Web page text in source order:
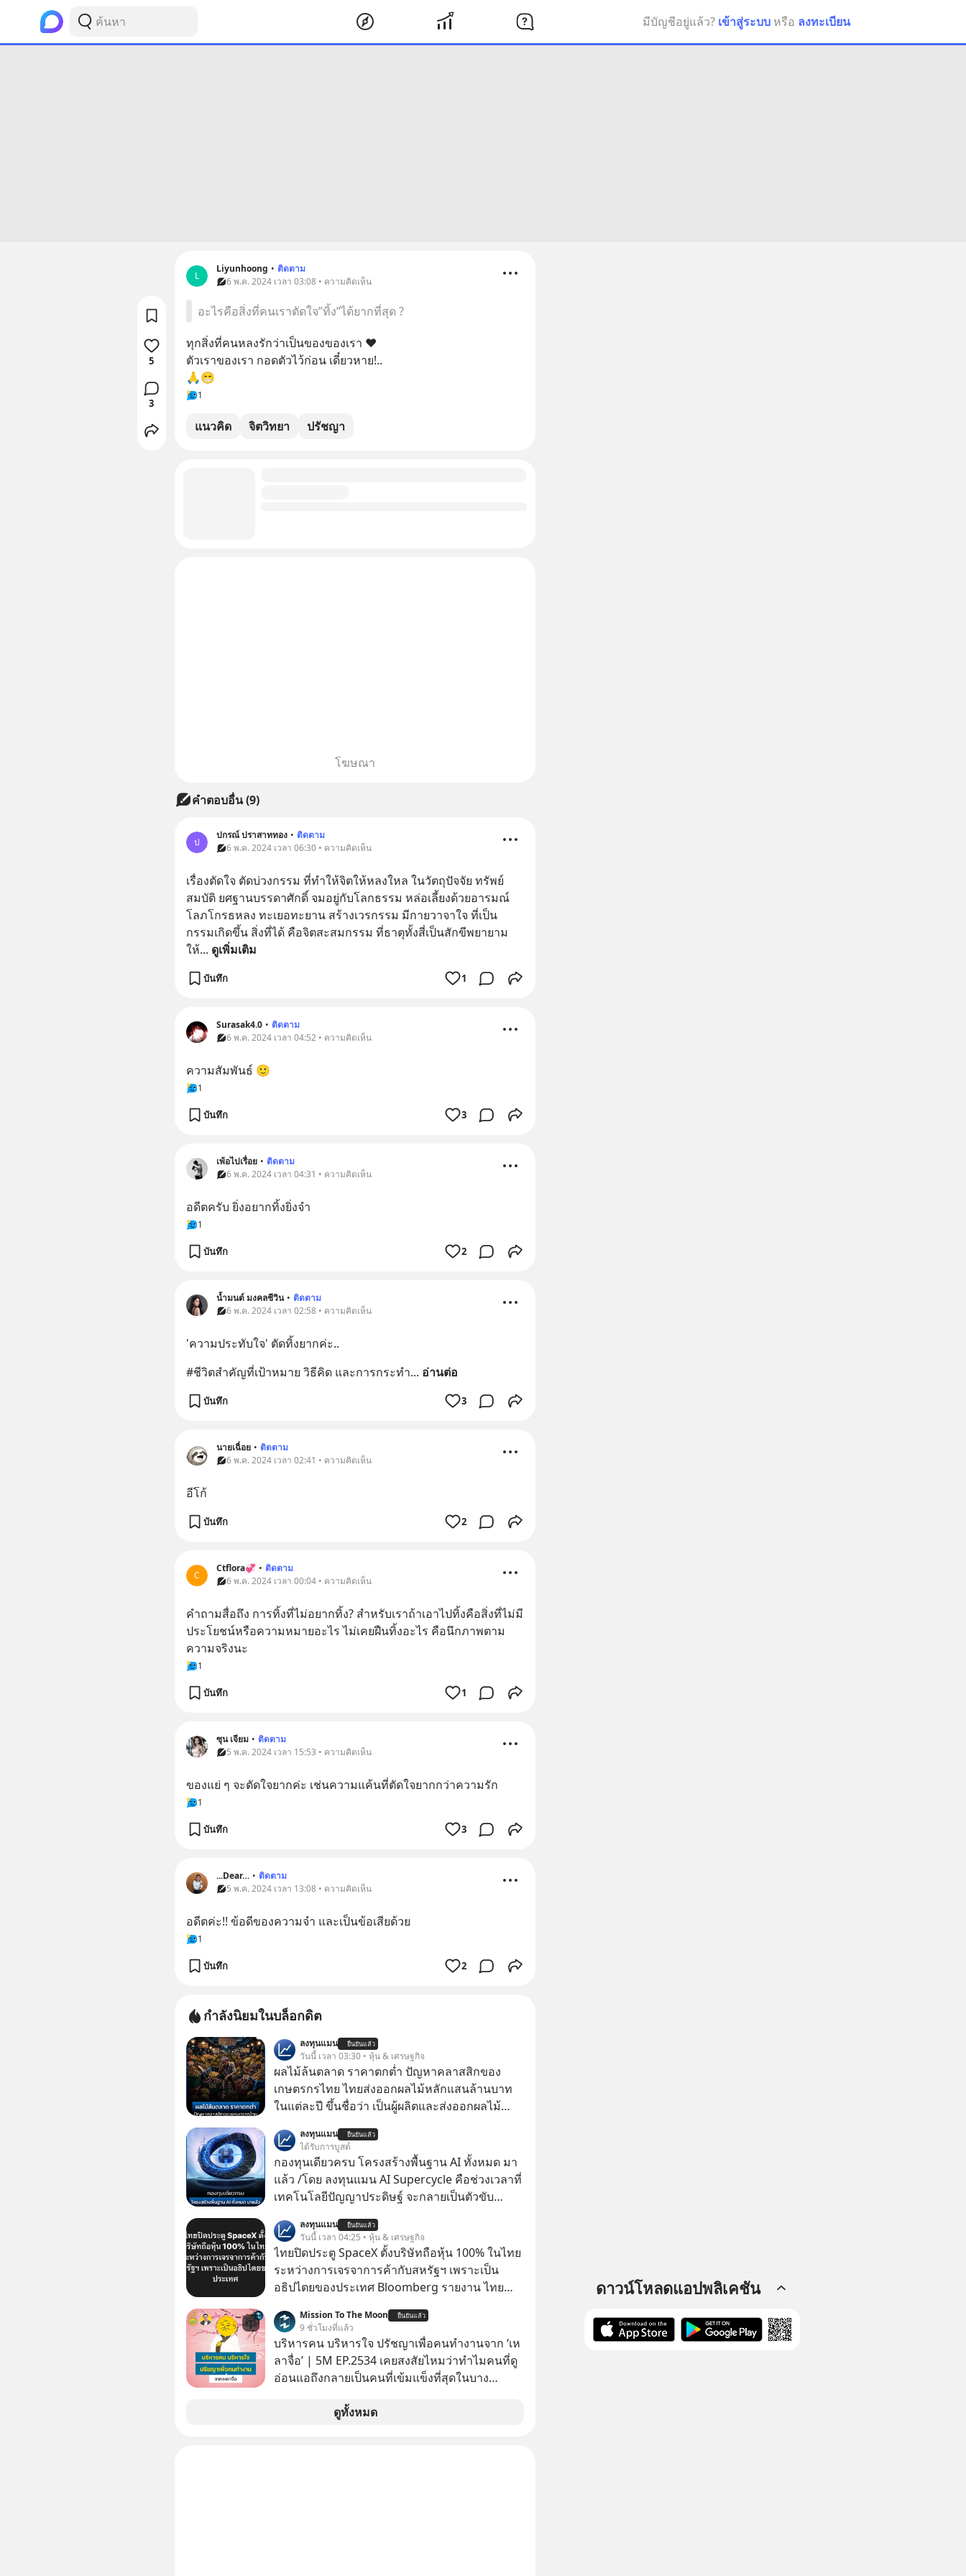
มีบัญชีอยู่แล้ว? เข้าสู่ระบบ หรือ ลงทะเบียน
L
Liyunhoong • ติดตาม
6 พ.ค. 2024 เวลา 03:08 • ความคิดเห็น
อะไรคือสิ่งที่คนเราตัดใจ”ทิ้ง”ได้ยากที่สุด ?
ทุกสิ่งที่คนหลงรักว่าเป็นของของเรา ❤
ตัวเราของเรา กอดตัวไว้ก่อน เดี๋ยวหาย!..
🙏😁
1
แนวคิด จิตวิทยา ปรัชญา
5
3
โฆษณา
คำตอบอื่น(9)
ป
ปกรณ์ ปราสาททอง • ติดตาม
6 พ.ค. 2024 เวลา 06:30 • ความคิดเห็น
เรื่องตัดใจ ตัดบ่วงกรรม ที่ทำให้จิตให้หลงใหล ในวัตถุปัจจัย ทรัพย์
สมบัติ ยศฐานบรรดาศักดิ์ จมอยู่กับโลกธรรม หล่อเลี้ยงด้วยอารมณ์
โลภโกรธหลง ทะเยอทะยาน สร้างเวรกรรม มีกายวาจาใจ ที่เป็น
กรรมเกิดขึ้น สิ่งที่ได้ คือจิตสะสมกรรม ที่ธาตุทั้งสี่เป็นสักขีพยายาม
ให้... ดูเพิ่มเติม
บันทึก 1
Surasak4.0 • ติดตาม
6 พ.ค. 2024 เวลา 04:52 • ความคิดเห็น
ความสัมพันธ์ 🙂
1
บันทึก 3
เพ้อไปเรื่อย • ติดตาม
6 พ.ค. 2024 เวลา 04:31 • ความคิดเห็น
อดีตครับ ยิ่งอยากทิ้งยิ่งจำ
1
บันทึก 2
น้ำมนต์ มงคลชีวิน • ติดตาม
6 พ.ค. 2024 เวลา 02:58 • ความคิดเห็น
'ความประทับใจ' ตัดทิ้งยากค่ะ..
#ชีวิตสำคัญที่เป้าหมาย วิธีคิด และการกระทำ... อ่านต่อ
บันทึก 3
นายเฉื่อย • ติดตาม
6 พ.ค. 2024 เวลา 02:41 • ความคิดเห็น
อีโก้
บันทึก 2
C
Ctflora💞 • ติดตาม
6 พ.ค. 2024 เวลา 00:04 • ความคิดเห็น
คำถามสื่อถึง การทิ้งที่ไม่อยากทิ้ง? สำหรับเราถ้าเอาไปทิ้งคือสิ่งที่ไม่มี
ประโยชน์หรือความหมายอะไร ไม่เคยฝืนทิ้งอะไร คือนึกภาพตาม
ความจริงนะ
1
บันทึก 1
ซุน เจียม • ติดตาม
5 พ.ค. 2024 เวลา 15:53 • ความคิดเห็น
ของแย่ ๆ จะตัดใจยากค่ะ เช่นความแค้นที่ตัดใจยากกว่าความรัก
1
บันทึก 3
...Dear… • ติดตาม
5 พ.ค. 2024 เวลา 13:08 • ความคิดเห็น
อดีตค่ะ!! ข้อดีของความจำ และเป็นข้อเสียด้วย
1
บันทึก 2
กำลังนิยมในบล็อกดิต
ลงทุนแมน ยืนยันแล้ว
วันนี้ เวลา 03:30 • หุ้น & เศรษฐกิจ
ผลไม้ล้นตลาด ราคาตกต่ำ ปัญหาคลาสสิกของ
เกษตรกรไทย ไทยส่งออกผลไม้หลักแสนล้านบาท
ในแต่ละปี ขึ้นชื่อว่า เป็นผู้ผลิตและส่งออกผลไม้
ลงทุนแมน ยืนยันแล้ว
ได้รับการบูสต์
กองทุนเดียวครบ โครงสร้างพื้นฐาน AI ทั้งหมด มา
แล้ว /โดย ลงทุนแมน AI Supercycle คือช่วงเวลาที่
เทคโนโลยีปัญญาประดิษฐ์ จะกลายเป็นตัวขับ
ชีวิตของผู้คนอย่างยาวนานต่อจากนี้
ลงทุนแมน ยืนยันแล้ว
วันนี้ เวลา 04:25 • หุ้น & เศรษฐกิจ
ไทยปิดประตู SpaceX ตั้งบริษัทถือหุ้น 100% ในไทย
ระหว่างการเจรจาการค้ากับสหรัฐฯ เพราะเป็น
อธิปไตยของประเทศ Bloomberg รายงาน ไทย
สหรัฐฯ ตั้งบริษัทโทรคมนาคมดาวเทียมที่ถือหุ้น
100% โดยชาวต่างชาติ ในระหว่างการเจรจาการ
ค้ากับรัฐบาลสหรัฐ โดยให้เหตุผลว่าเป็นประเด็น
ด้านอธิปไตยของประเทศ
Mission To The Moon ยืนยันแล้ว
9 ชั่วโมงที่แล้ว
บริหารคน บริหารใจ ปรัชญาเพื่อคนทำงานจาก ‘เห
ลาจื่อ’ | 5M EP.2534 เคยสงสัยไหมว่าทำไมคนที่ดู
อ่อนแอถึงกลายเป็นคนที่เข้มแข็งที่สุดในบาง
ถึงประสบความสำเร็จได้ไวกว่าใครเพื่อน? ไม่แน่ว่า
ดูทั้งหมด
ดาวน์โหลดแอปพลิเคชัน